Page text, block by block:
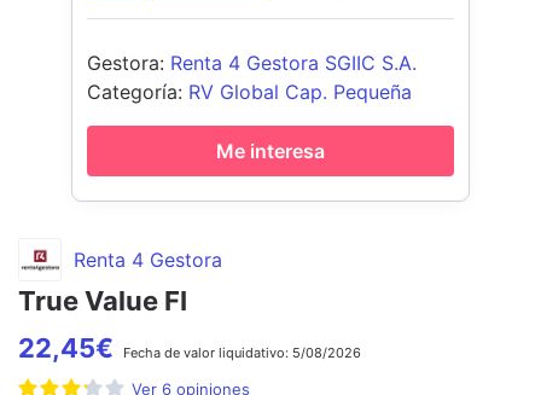
Renta 4 Gestora
True Value FI
22,45€ Fecha de valor liquidativo: 5/08/2026
Ver 6 opiniones
Gestora: Renta 4 Gestora SGIIC S.A.
Categoría: RV Global Cap. Pequeña
Me interesa